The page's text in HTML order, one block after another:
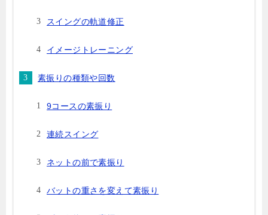
スイングの軌道修正
イメージトレーニング
素振りの種類や回数
9コースの素振り
連続スイング
ネットの前で素振り
バットの重さを変えて素振り